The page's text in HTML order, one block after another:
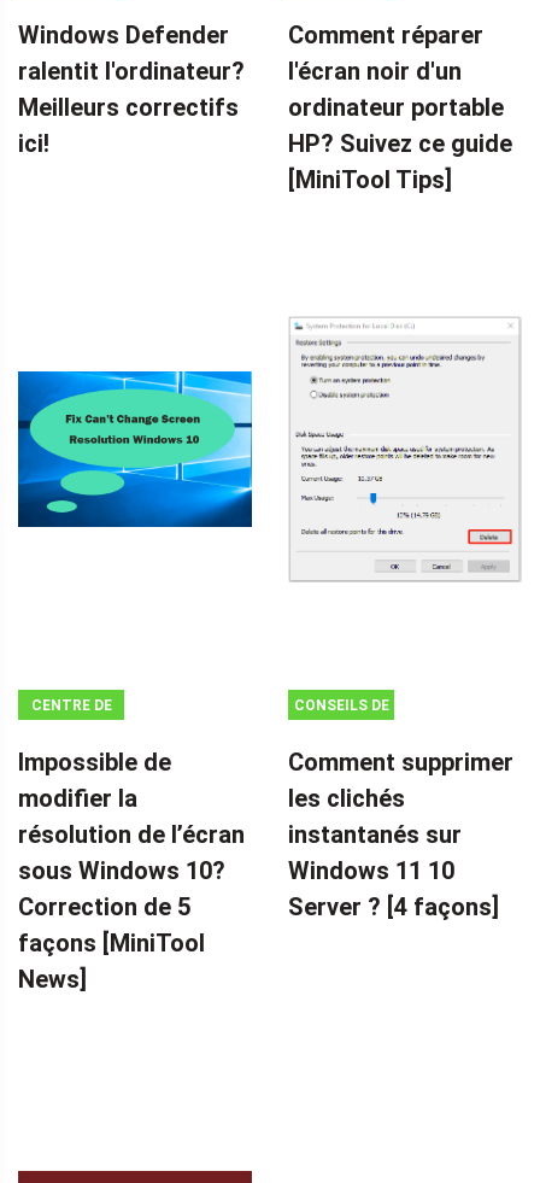
Windows Defender
ralentit l'ordinateur?
Meilleurs correctifs
ici!
Comment réparer
l'écran noir d'un
ordinateur portable
HP? Suivez ce guide
[MiniTool Tips]
CENTRE DE
MINITOOL
Impossible de
modifier la
résolution de l’écran
sous Windows 10?
Correction de 5
façons [MiniTool
News]
CONSEILS DE
Comment supprimer
les clichés
instantanés sur
Windows 11 10
Server ? [4 façons]